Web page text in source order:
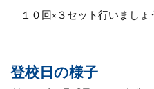
１０回×３セット行いましょ
登校日の様子